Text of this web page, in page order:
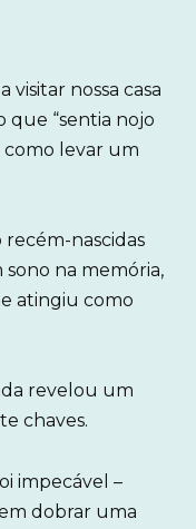
nossa casa
que “sentia nojo
como levar um
recém-nascidas
sono na memória,
atingiu como
revelou um
chaves.
impecável –
dobrar uma